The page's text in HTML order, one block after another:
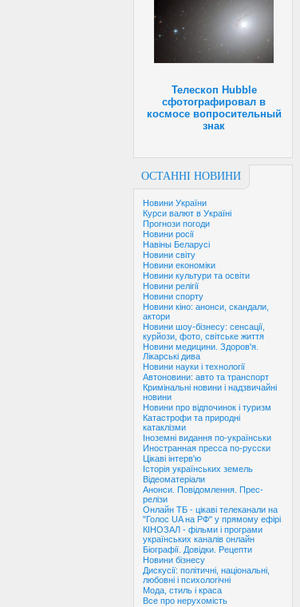
Телескоп Hubble
сфотографировал в
космосе вопросительный
знак
ОСТАННІ НОВИНИ
Новини України
Курси валют в Україні
Прогнози погоди
Новини росії
Навіны Беларусі
Новини світу
Новини економіки
Новини культури та освіти
Новини релігії
Новини спорту
Новини кіно: анонси, скандали,
актори
Новини шоу-бізнесу: сенсації,
курйози, фото, світське життя
Новини медицини. Здоров'я.
Лікарські дива
Новини науки і технології
Автоновини: авто та транспорт
Кримінальні новини і надзвичайні
новини
Новини про відпочинок і туризм
Катастрофи та природні
катаклізми
Іноземні видання по-українськи
Иностранная пресса по-русски
Цікаві інтерв'ю
Історія українських земель
Відеоматеріали
Анонси. Повідомлення. Прес-
релізи
Онлайн ТБ - цікаві телеканали на
"Голос UA на РФ" у прямому ефірі
КІНОЗАЛ - фільми і програми
українських каналів онлайн
Біографії. Довідки. Рецепти
Новини бізнесу
Дискусії: політичні, національні,
любовні і психологічні
Мода, стиль і краса
Все про нерухомість